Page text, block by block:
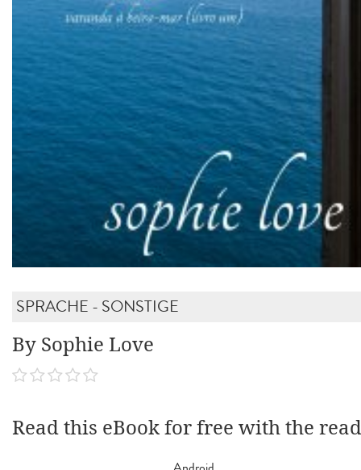
SPRACHE - SONSTIGE
By Sophie Love
Read this eBook for free with the